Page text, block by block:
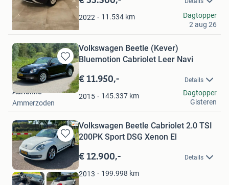
2022 11.534 km
J.Exclusive Cars
Losser
Dagtopper
2 aug 26
Bewaren
in
Favorieten
Volkswagen Beetle (Kever)
Bluemotion Cabriolet Leer Navi
€ 11.950,- Details
2015 145.337 km
Adrienne
Ammerzoden
Dagtopper
Gisteren
Bewaren
in
Mijn
Favorieten
Volkswagen Beetle Cabriolet 2.0 TSI
200PK Sport DSG Xenon El
€ 12.900,- Details
2013 199.998 km